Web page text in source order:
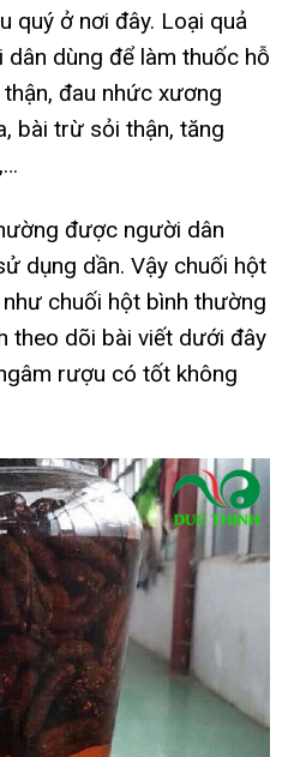
quý ở nơi đây. Loại quả
dùng để làm thuốc hỗ
đau nhức xương
bài trừ sỏi thận, tăng
được người dân
dụng dần. Vậy chuối hột
chuối hột bình thường
theo dõi bài viết dưới đây
rượu có tốt không